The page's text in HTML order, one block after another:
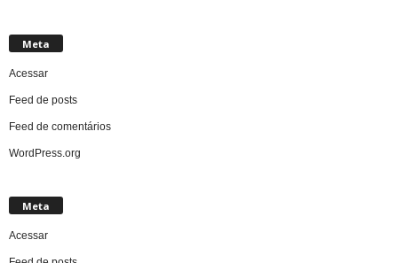
Meta
Acessar
Feed de posts
Feed de comentários
WordPress.org
Meta
Acessar